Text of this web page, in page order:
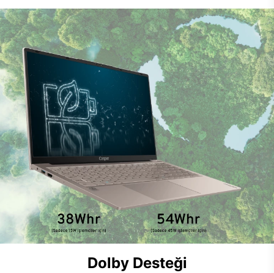
Dolby Desteği